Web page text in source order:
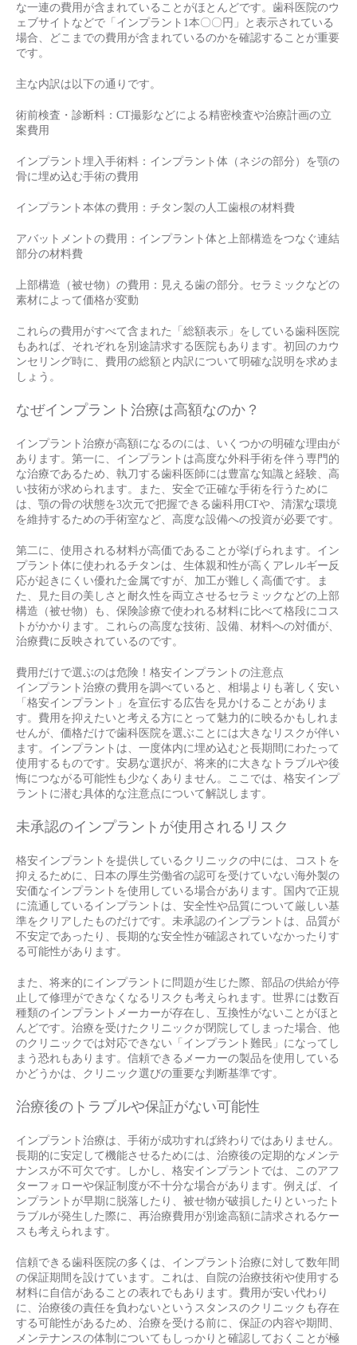
な一連の費用が含まれていることがほとんどです。歯科医院のウ
ェブサイトなどで「インプラント1本〇〇円」と表示されている
場合、どこまでの費用が含まれているのかを確認することが重要
です。
主な内訳は以下の通りです。
術前検査・診断料：CT撮影などによる精密検査や治療計画の立
案費用
インプラント埋入手術料：インプラント体（ネジの部分）を顎の
骨に埋め込む手術の費用
インプラント本体の費用：チタン製の人工歯根の材料費
アバットメントの費用：インプラント体と上部構造をつなぐ連結
部分の材料費
上部構造（被せ物）の費用：見える歯の部分。セラミックなどの
素材によって価格が変動
これらの費用がすべて含まれた「総額表示」をしている歯科医院
もあれば、それぞれを別途請求する医院もあります。初回のカウ
ンセリング時に、費用の総額と内訳について明確な説明を求めま
しょう。
なぜインプラント治療は高額なのか？
インプラント治療が高額になるのには、いくつかの明確な理由が
あります。第一に、インプラントは高度な外科手術を伴う専門的
な治療であるため、執刀する歯科医師には豊富な知識と経験、高
い技術が求められます。また、安全で正確な手術を行うために
は、顎の骨の状態を3次元で把握できる歯科用CTや、清潔な環境
を維持するための手術室など、高度な設備への投資が必要です。
第二に、使用される材料が高価であることが挙げられます。イン
プラント体に使われるチタンは、生体親和性が高くアレルギー反
応が起きにくい優れた金属ですが、加工が難しく高価です。ま
た、見た目の美しさと耐久性を両立させるセラミックなどの上部
構造（被せ物）も、保険診療で使われる材料に比べて格段にコス
トがかかります。これらの高度な技術、設備、材料への対価が、
治療費に反映されているのです。
費用だけで選ぶのは危険！格安インプラントの注意点
インプラント治療の費用を調べていると、相場よりも著しく安い
「格安インプラント」を宣伝する広告を見かけることがありま
す。費用を抑えたいと考える方にとって魅力的に映るかもしれま
せんが、価格だけで歯科医院を選ぶことには大きなリスクが伴い
ます。インプラントは、一度体内に埋め込むと長期間にわたって
使用するものです。安易な選択が、将来的に大きなトラブルや後
悔につながる可能性も少なくありません。ここでは、格安インプ
ラントに潜む具体的な注意点について解説します。
未承認のインプラントが使用されるリスク
格安インプラントを提供しているクリニックの中には、コストを
抑えるために、日本の厚生労働省の認可を受けていない海外製の
安価なインプラントを使用している場合があります。国内で正規
に流通しているインプラントは、安全性や品質について厳しい基
準をクリアしたものだけです。未承認のインプラントは、品質が
不安定であったり、長期的な安全性が確認されていなかったりす
る可能性があります。
また、将来的にインプラントに問題が生じた際、部品の供給が停
止して修理ができなくなるリスクも考えられます。世界には数百
種類のインプラントメーカーが存在し、互換性がないことがほと
んどです。治療を受けたクリニックが閉院してしまった場合、他
のクリニックでは対応できない「インプラント難民」になってし
まう恐れもあります。信頼できるメーカーの製品を使用している
かどうかは、クリニック選びの重要な判断基準です。
治療後のトラブルや保証がない可能性
インプラント治療は、手術が成功すれば終わりではありません。
長期的に安定して機能させるためには、治療後の定期的なメンテ
ナンスが不可欠です。しかし、格安インプラントでは、このアフ
ターフォローや保証制度が不十分な場合があります。例えば、イ
ンプラントが早期に脱落したり、被せ物が破損したりといったト
ラブルが発生した際に、再治療費用が別途高額に請求されるケー
スも考えられます。
信頼できる歯科医院の多くは、インプラント治療に対して数年間
の保証期間を設けています。これは、自院の治療技術や使用する
材料に自信があることの表れでもあります。費用が安い代わり
に、治療後の責任を負わないというスタンスのクリニックも存在
する可能性があるため、治療を受ける前に、保証の内容や期間、
メンテナンスの体制についてもしっかりと確認しておくことが極